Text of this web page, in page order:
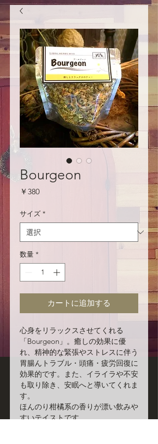
Bourgeon
￥380価
サイズ *
数量 *
カートに追加する
心身をリラックスさせてくれる
「Bourgeon」。癒しの効果に優
れ、精神的な緊張やストレスに伴う
胃腸んトラブル・頭痛・疲労回復に
効果的です。また、イライラや不安
も取り除き、安眠へと導いてくれま
す。
ほんのり柑橘系の香りが漂い飲みや
すいテイストです。